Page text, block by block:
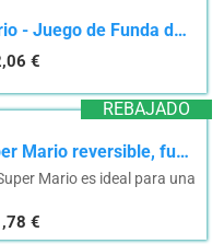
Nintendo Super Mario - Juego de Funda de edredón Oficial para Cama Individual, diseño Continuo,...
€
REBAJADO
Juego de cama Super Mario reversible, funda nórdica de 140 x 200 cm y funda de almohada,...
Mario es ideal para una
€